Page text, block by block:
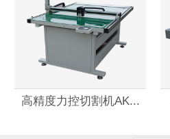
高精度力控切割机AK...